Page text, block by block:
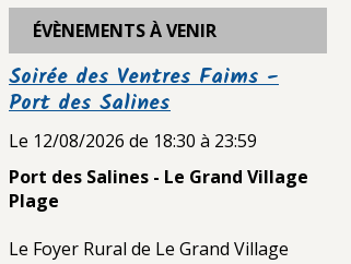
ÉVÈNEMENTS À VENIR
Soirée des Ventres Faims -
Port des Salines
Le 12/08/2026 de 18:30 à 23:59
Port des Salines - Le Grand Village
Plage
Le Foyer Rural de Le Grand Village